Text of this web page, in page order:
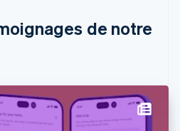
de notre